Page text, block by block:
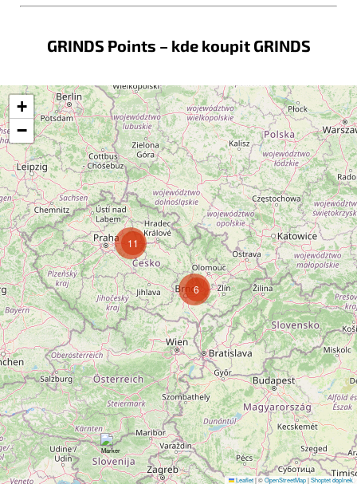
GRINDS Points – kde koupit GRINDS
6
11
+
−
Leaflet|©OpenStreetMap|Shoptet doplnek
Sledovat na Instagramu